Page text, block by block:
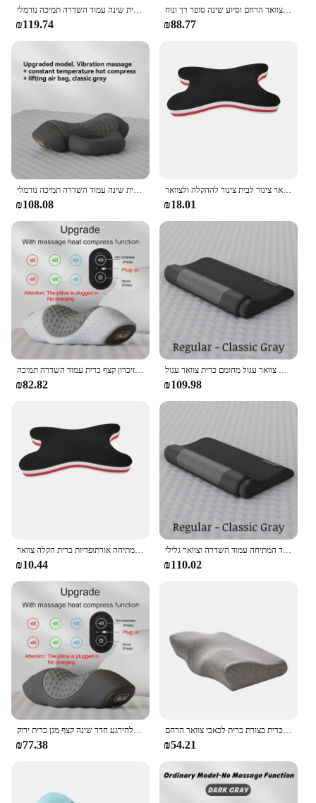
עיסוי חשמלי כרית צוואר הרחם חם דחיסה חם עיסוי הצוואר המתיחה להירגע כרית שינה עמוד השדרה תמיכה נורמלי
₪119.74
לחץ הקלה בטן חתול כרית הגנה מפני צוואר הרחם וסיוע שינה סופר רך ונוח
₪88.77
עיסוי חשמלי כרית צוואר הרחם חם דחיסה חם עיסוי הצוואר המתיחה להירגע כרית שינה עמוד השדרה תמיכה נורמלי
₪108.08
כרית המתיחה צוואר חם צוואר נמתח ומכשיר אורתופדי למכשירי צוואר צינור לבית צינור לההקלה ולצוואר
₪18.01
₪82.82 ₪109.98
₪10.44
כרית צוואר הרחם להגן על עמוד השדרה כדי לשפר את השינה עיסוי מיוחד המתיחה עמוד השדרה וצוואר גלילי
₪110.02
₪77.38
זיכרון קצף כרית שינה אורטופדית ריבאונד איטי פרפר בצורת כרית בצורת כרית לכאבי צוואר הרחם
₪54.21